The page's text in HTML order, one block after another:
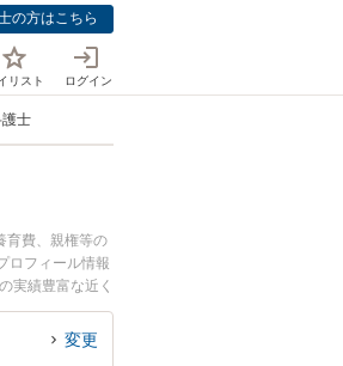
の方はこちら
リスト ログイン
士
育費、親権等の
ロフィール情報
実績豊富な近く
変更